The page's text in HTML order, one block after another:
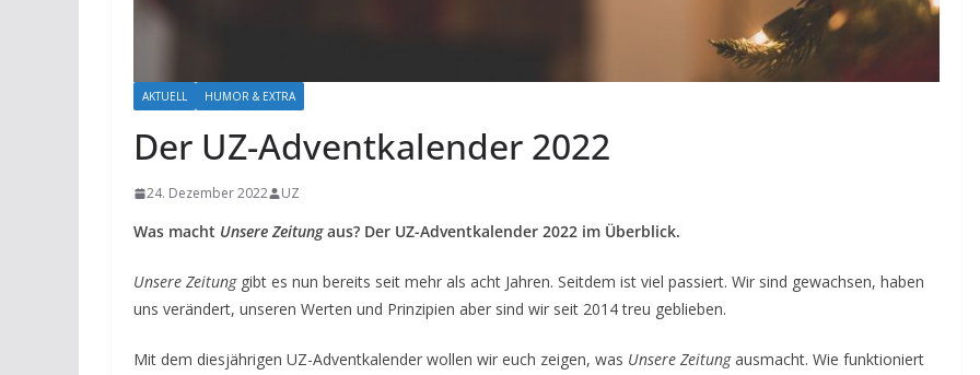
AKTUELL HUMOR & EXTRA
Der UZ-Adventkalender 2022
24. Dezember 2022 UZ
Was macht Unsere Zeitungaus? Der UZ-Adventkalender 2022 im Überblick.
Unsere Zeitunggibt es nun bereits seit mehr als acht Jahren. Seitdem ist viel passiert. Wir sind gewachsen, haben
uns verändert, unseren Werten und Prinzipien aber sind wir seit 2014 treu geblieben.
Mit dem diesjährigen UZ-Adventkalender wollen wir euch zeigen, was Unsere Zeitungausmacht. Wie funktioniert